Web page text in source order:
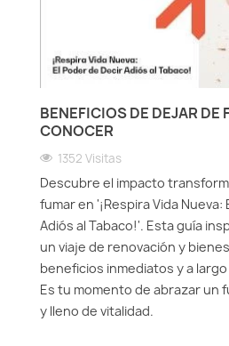
BENEFICIOS DE DEJAR DE
CONOCER
1352 Visitas
Descubre el impacto
fumar en '¡Respira Vida Nueva:
Adiós al Tabaco!'. Esta guía
un viaje de renovación y
beneficios inmediatos y a
Es tu momento de abrazar un
y lleno de vitalidad.